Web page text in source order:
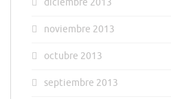
diciembre 2013
noviembre 2013
octubre 2013
septiembre 2013